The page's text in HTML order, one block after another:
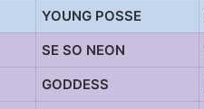
YOUNG POSSE
SE SO NEON
GODDESS